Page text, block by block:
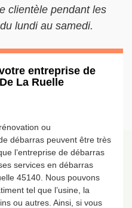
clientèle pendant les
lundi au samedi.
entreprise de
La Ruelle
ou
débarras peuvent être très
l’entreprise de débarras
services en débarras
45140. Nous pouvons
tel que l’usine, la
ou autres. Ainsi, si vous